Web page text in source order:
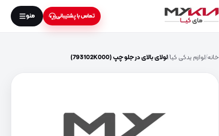
تماس با پشتیبانی منو
خانه لوازم یدکی کیا لولای بالای در جلو چپ (793102K000)